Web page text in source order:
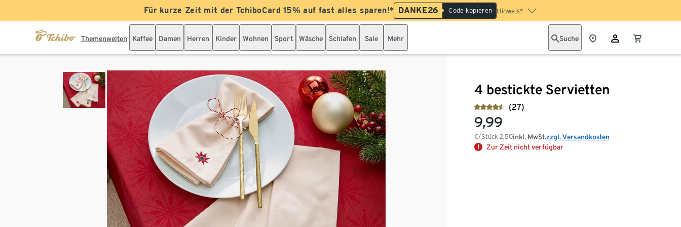
Für kurze Zeit mit der TchiboCard 15% auf fast alles sparen!* DANKE26 Code kopieren Hinweis*
Themenwelten Kaffee Damen Herren Kinder Wohnen Sport Wäsche Schlafen Sale Mehr Suche
4 bestickte Servietten
(27)
9,99
€/Stück2,50inkl. MwSt.zzgl. Versandkosten
Zur Zeit nicht verfügbar